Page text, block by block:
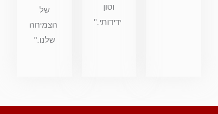
וטון
ידידותי."
של
הצמיחה
שלנו."